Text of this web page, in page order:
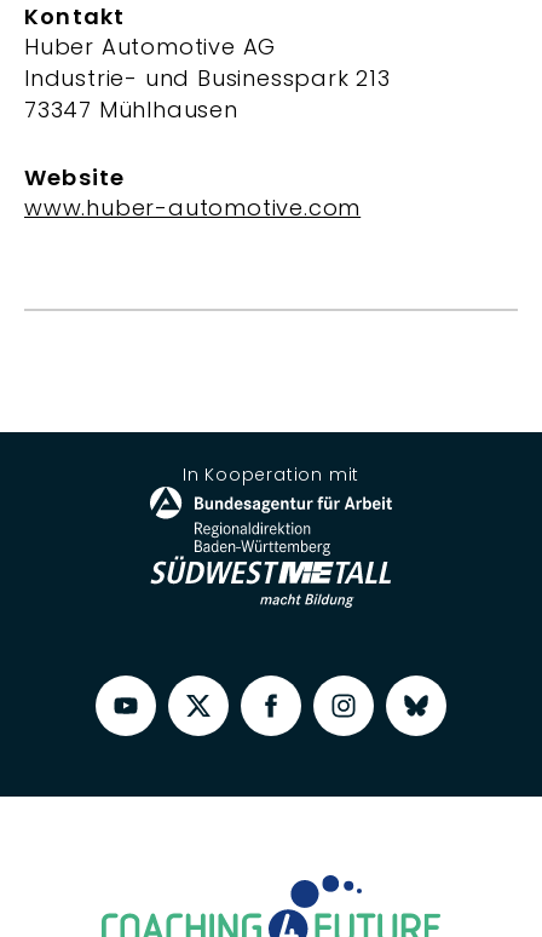
Kontakt
Huber Automotive AG
Industrie- und Businesspark 213
73347 Mühlhausen
Website
www.huber-automotive.com
In Kooperation mit